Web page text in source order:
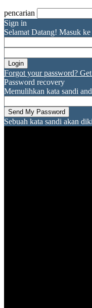
pencarian
Sign in
Selamat Datang! Masuk
Forgot your password?
Password recovery
Memulihkan kata sandi
Sebuah kata sandi akan